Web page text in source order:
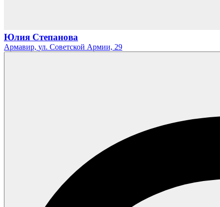
Юлия Степанова
Армавир, ул. Советской Армии, 29